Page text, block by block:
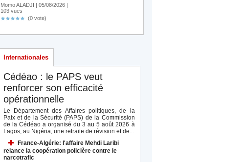
Momo ALADJI | 05/08/2026 |
103 vues
(0 vote)
Internationales
Cédéao : le PAPS veut
renforcer son efficacité
opérationnelle
Le Département des Affaires politiques, de la
Paix et de la Sécurité (PAPS) de la Commission
de la Cédéao a organisé du 3 au 5 août 2026 à
Lagos, au Nigéria, une retraite de révision et de...
France-Algérie: l'affaire Mehdi Laribi
relance la coopération policière contre le
narcotrafic